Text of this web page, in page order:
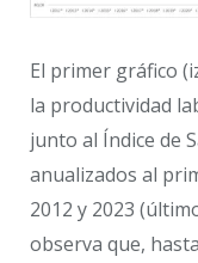
El primer gráfico
la productividad
junto al Índice de
anualizados al
2012 y 2023
observa que,